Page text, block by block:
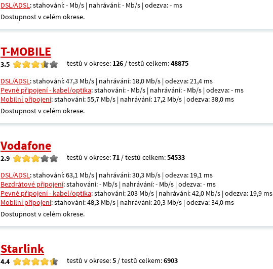
DSL/ADSL: stahování: - Mb/s | nahrávání: - Mb/s | odezva: - ms
Dostupnost v celém okrese.
T-MOBILE
3.5 testů v okrese: 126 / testů celkem:48875
DSL/ADSL: stahování: 47,3 Mb/s | nahrávání: 18,0 Mb/s | odezva: 21,4 ms
Pevné připojení - kabel/optika: stahování: - Mb/s | nahrávání: - Mb/s | odezva: - ms
Mobilní připojení: stahování: 55,7 Mb/s | nahrávání: 17,2 Mb/s | odezva: 38,0 ms
Dostupnost v celém okrese.
Vodafone
2.9 testů v okrese:71 / testů celkem:54533
DSL/ADSL: stahování: 63,1 Mb/s | nahrávání: 30,3 Mb/s | odezva: 19,1 ms
Bezdrátové připojení: stahování: - Mb/s | nahrávání: - Mb/s | odezva: - ms
Pevné připojení - kabel/optika: stahování: 203 Mb/s | nahrávání: 42,0 Mb/s | odezva: 19,9 ms
Mobilní připojení: stahování: 48,3 Mb/s | nahrávání: 20,3 Mb/s | odezva: 34,0 ms
Dostupnost v celém okrese.
Starlink
4.4 testů v okrese:5 / testů celkem:6903